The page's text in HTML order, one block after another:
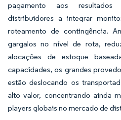
pagamento aos
distribuidores a integrar
roteamento de contingência.
gargalos no nível de rota,
alocações de estoque
capacidades, os grandes
estão deslocando os
alto valor, concentrando ainda
players globais no mercado de